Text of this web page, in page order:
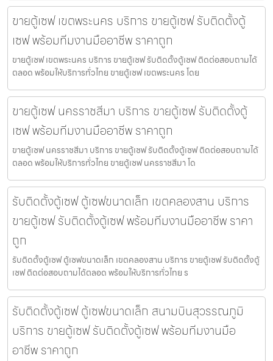
ขายตู้เซฟ เขตพระนคร บริการ ขายตู้เซฟ รับติดตั้งตู้
เซฟ พร้อมทีมงานมืออาชีพ ราคาถูก
ขายตู้เซฟ เขตพระนคร บริการ ขายตู้เซฟ รับติดตั้งตู้เซฟ ติดต่อสอบถามได้
ตลอด พร้อมให้บริการทั่วไทย ขายตู้เซฟ เขตพระนคร โดย
ขายตู้เซฟ นครราชสีมา บริการ ขายตู้เซฟ รับติดตั้งตู้
เซฟ พร้อมทีมงานมืออาชีพ ราคาถูก
ขายตู้เซฟ นครราชสีมา บริการ ขายตู้เซฟ รับติดตั้งตู้เซฟ ติดต่อสอบถามได้
ตลอด พร้อมให้บริการทั่วไทย ขายตู้เซฟ นครราชสีมา โด
รับติดตั้งตู้เซฟ ตู้เซฟขนาดเล็ก เขตคลองสาน บริการ
ขายตู้เซฟ รับติดตั้งตู้เซฟ พร้อมทีมงานมืออาชีพ ราคา
ถูก
รับติดตั้งตู้เซฟ ตู้เซฟขนาดเล็ก เขตคลองสาน บริการ ขายตู้เซฟ รับติดตั้งตู้
เซฟ ติดต่อสอบถามได้ตลอด พร้อมให้บริการทั่วไทย ร
รับติดตั้งตู้เซฟ ตู้เซฟขนาดเล็ก สนามบินสุวรรณภูมิ
บริการ ขายตู้เซฟ รับติดตั้งตู้เซฟ พร้อมทีมงานมือ
อาชีพ ราคาถูก